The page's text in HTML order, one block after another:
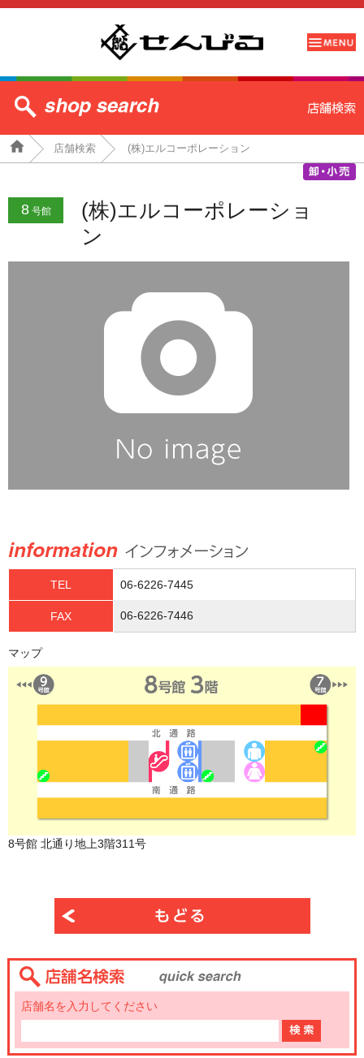
店舗検索 (株)エルコーポレーション
8号館
(株)エルコーポレーショ
ン
TEL 06-6226-7445
FAX 06-6226-7446
マップ
8号館 北通り地上3階311号
店舗名を入力してください